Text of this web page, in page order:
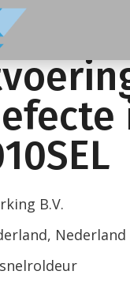
vervangen
B.V.
Nederland
snelroldeur